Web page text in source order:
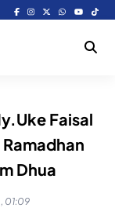
Faisal
Dhua
01:09